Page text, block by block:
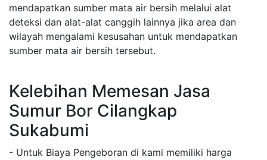
mendapatkan sumber mata air bersih melalui alat
deteksi dan alat-alat canggih lainnya jika area dan
wilayah mengalami kesusahan untuk mendapatkan
sumber mata air bersih tersebut.
Kelebihan Memesan Jasa
Sumur Bor Cilangkap
Sukabumi
- Untuk Biaya Pengeboran di kami memiliki harga